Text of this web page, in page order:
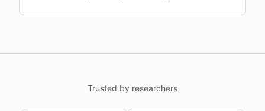
Trusted by researchers